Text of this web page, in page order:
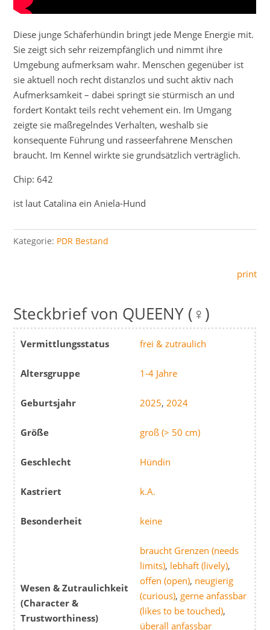
Diese junge Schäferhündin bringt jede Menge Energie mit.
Sie zeigt sich sehr reizempfänglich und nimmt ihre
Umgebung aufmerksam wahr. Menschen gegenüber ist
sie aktuell noch recht distanzlos und sucht aktiv nach
Aufmerksamkeit – dabei springt sie stürmisch an und
fordert Kontakt teils recht vehement ein. Im Umgang
zeigte sie maßregelndes Verhalten, weshalb sie
konsequente Führung und rasseerfahrene Menschen
braucht. Im Kennel wirkte sie grundsätzlich verträglich.
Chip: 642
ist laut Catalina ein Aniela-Hund
Kategorie: PDR Bestand
print
QUEENY (♀)
Vermittlungsstatus frei & zutraulich
Altersgruppe 1-4 Jahre
Geburtsjahr 2025,2024
Größe groß (> 50 cm)
Geschlecht Hündin
Kastriert k.A.
Besonderheit keine
Wesen & Zutraulichkeit
(Character &
Trustworthiness)
braucht Grenzen (needs
limits), lebhaft (lively),
offen (open), neugierig
(curious), gerne anfassbar
(likes to be touched),
überall anfassbar